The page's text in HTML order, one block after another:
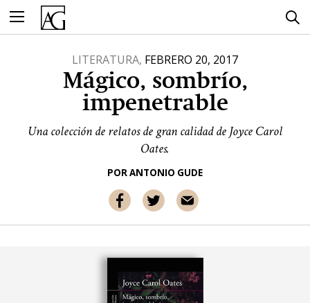
contenido
LITERATURA, FEBRERO 20, 2017
Mágico, sombrío,
impenetrable
Una colección de relatos de gran calidad de Joyce Carol
Oates.
PORANTONIO GUDE